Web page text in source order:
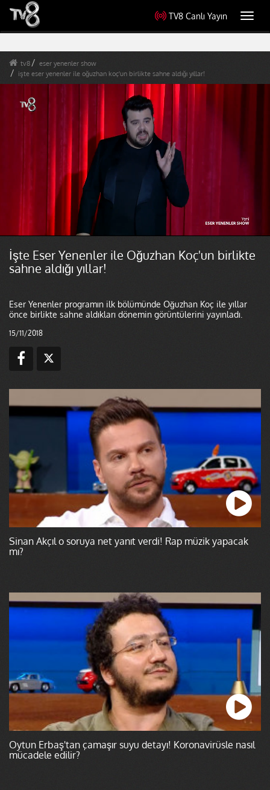
TV8 Canlı Yayın
tv8
eser yenenler show
işte eser yenenler ile oğuzhan koç'un birlikte sahne aldığı yıllar!
İşte Eser Yenenler ile Oğuzhan Koç'un birlikte
sahne aldığı yıllar!
Eser Yenenler programın ilk bölümünde Oğuzhan Koç ile yıllar
önce birlikte sahne aldıkları dönemin görüntülerini yayınladı.
15/11/2018
Sinan Akçıl o soruya net yanıt verdi! Rap müzik yapacak
mı?
Oytun Erbaş'tan çamaşır suyu detayı! Koronavirüsle nasıl
mücadele edilir?